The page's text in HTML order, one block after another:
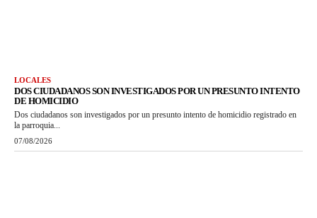
LOCALES
DOS CIUDADANOS SON INVESTIGADOS POR UN PRESUNTO INTENTO
DE HOMICIDIO
Dos ciudadanos son investigados por un presunto intento de homicidio registrado en
la parroquia...
07/08/2026